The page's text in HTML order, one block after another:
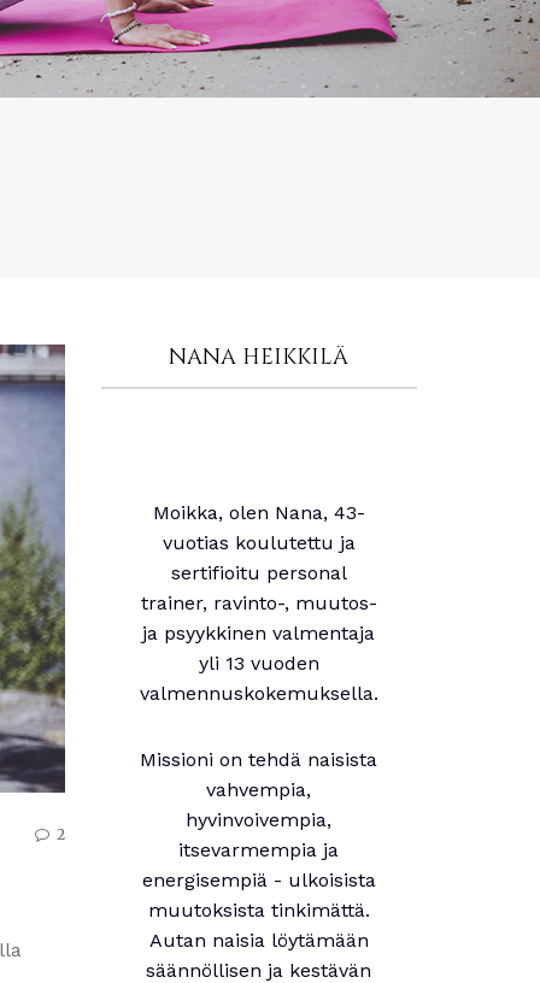
2
NANA HEIKKILÄ
Moikka, olen Nana, 43-
vuotias koulutettu ja
sertifioitu personal
trainer, ravinto-, muutos-
ja psyykkinen valmentaja
yli 13 vuoden
valmennuskokemuksella.
Missioni on tehdä naisista
vahvempia,
hyvinvoivempia,
itsevarmempia ja
energisempiä - ulkoisista
muutoksista tinkimättä.
Autan naisia löytämään
säännöllisen ja kestävän